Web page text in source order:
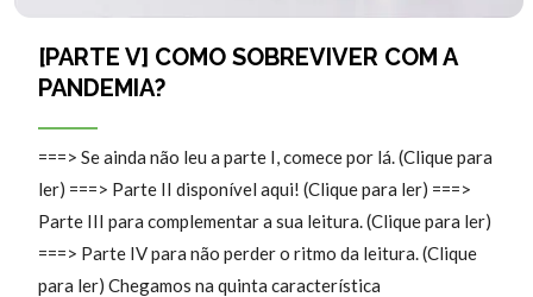
[PARTE V] COMO SOBREVIVER COM A
PANDEMIA?
===> Se ainda não leu a parte I, comece por lá. (Clique para
ler) ===> Parte II disponível aqui! (Clique para ler) ===>
Parte III para complementar a sua leitura. (Clique para ler)
===> Parte IV para não perder o ritmo da leitura. (Clique
para ler) Chegamos na quinta característica